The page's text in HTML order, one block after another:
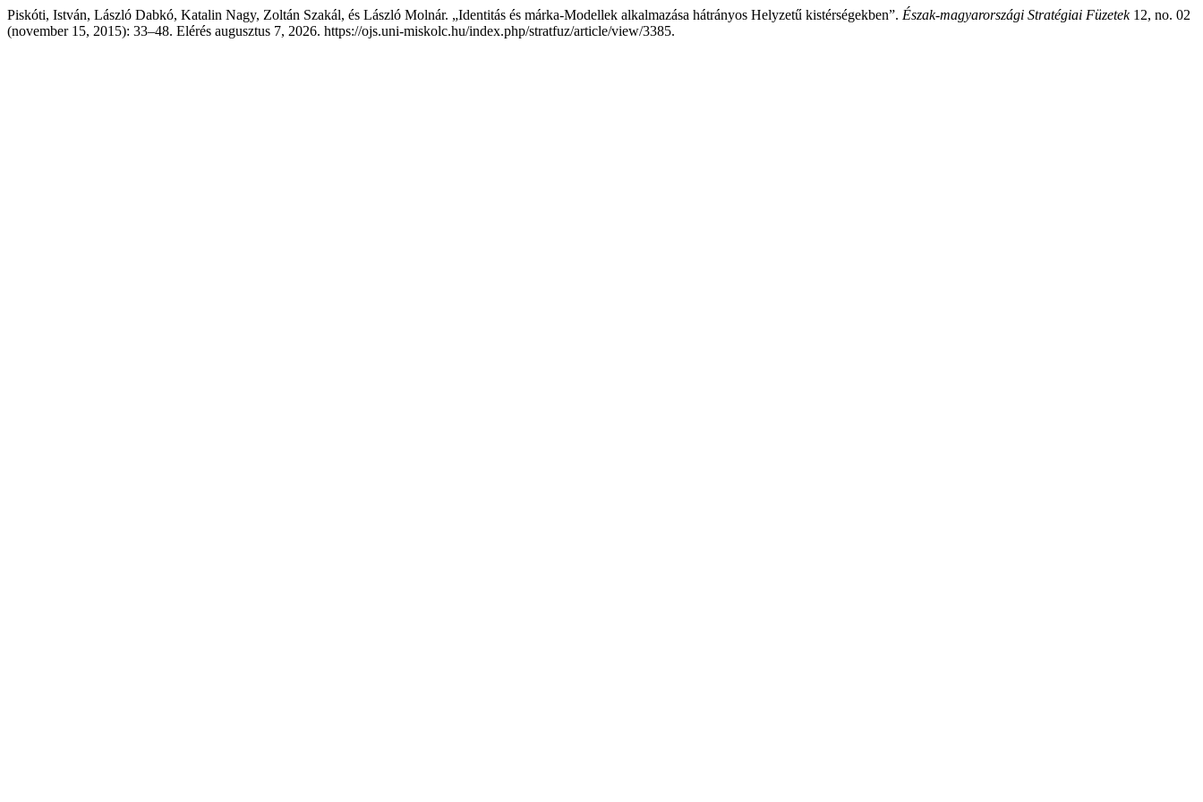
Piskóti, István, László Dabkó, Katalin Nagy, Zoltán Szakál, és László Molnár. „Identitás és márka-Modellek alkalmazása hátrányos Helyzetű kistérségekben”. Észak-magyarországi Stratégiai Füzetek12, no. 02
(november 15, 2015): 33–48. Elérés augusztus 7, 2026. https://ojs.uni-miskolc.hu/index.php/stratfuz/article/view/3385.